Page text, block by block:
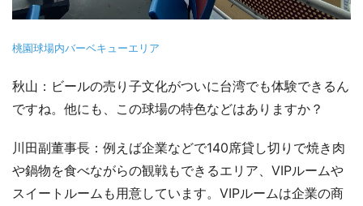
桃園球場内バーベキューエリア
秋山：ビールの売り子文化がついに台湾でも体験できるん
ですね。他にも、この球場の特色などはありますか？
川田副董事長：例えば企業などで140席貸し切りで焼き肉
や鍋物を食べながらの観戦もできるエリア、VIPルームや
スイートルームも用意しています。VIPルームは企業の商